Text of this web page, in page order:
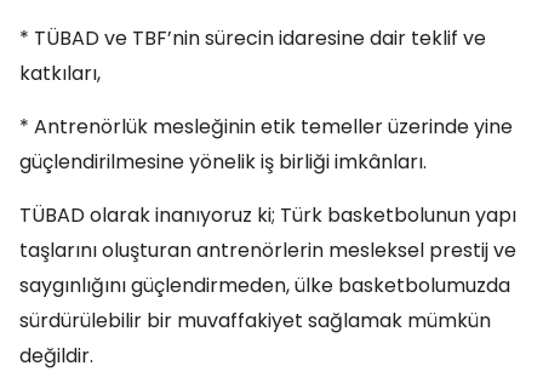
* TÜBAD ve TBF’nin sürecin idaresine dair teklif ve
katkıları,
* Antrenörlük mesleğinin etik temeller üzerinde yine
güçlendirilmesine yönelik iş birliği imkânları.
TÜBAD olarak inanıyoruz ki; Türk basketbolunun yapı
taşlarını oluşturan antrenörlerin mesleksel prestij ve
saygınlığını güçlendirmeden, ülke basketbolumuzda
sürdürülebilir bir muvaffakiyet sağlamak mümkün
değildir.